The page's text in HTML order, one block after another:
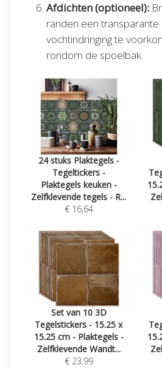
Afdichten (optioneel):
randen een transparante
vochtindringing te
rondom de spoelbak.
24 stuks Plaktegels -
Tegeltickers -
Plaktegels keuken -
Zelfklevende tegels - R...
€ 16,64
Set van 10 3D
Tegelstickers - 15.25 x
15.25 cm - Plaktegels -
Zelfklevende Wandt...
€ 23,99